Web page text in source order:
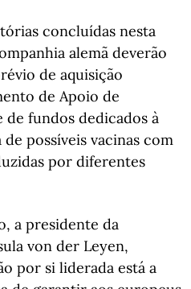
concluídas nesta
alemã deverão
de aquisição
de Apoio de
de fundos dedicados à
possíveis vacinas com
por diferentes
a presidente da
von der Leyen,
por si liderada está a